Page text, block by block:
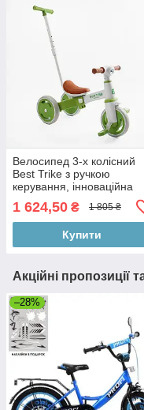
Велосипед 3-х колісний
Best Trike з ручкою
керування, інноваційна
нейлонова рама, колеса
10/8 дюймів, в коробці
1 624,50 ₴ 1 805 ₴
Купити
Акційні пропозиції
–28%